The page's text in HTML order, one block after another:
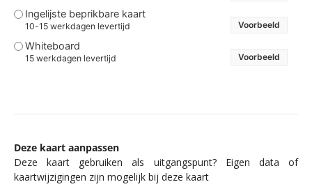
Ingelijste beprikbare kaart
10-15 werkdagen levertijd Voorbeeld
Whiteboard
15 werkdagen levertijd Voorbeeld
Deze kaart aanpassen
Deze kaart gebruiken als uitgangspunt? Eigen data of
kaartwijzigingen zijn mogelijk bij deze kaart